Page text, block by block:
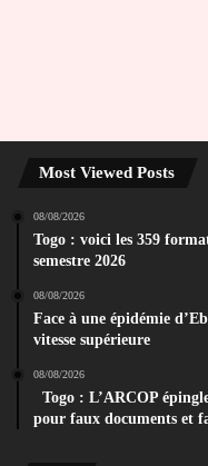
Most Viewed Posts
08/08/2026
Togo : voici les 359
semestre 2026
08/08/2026
Face à une épidémie
vitesse supérieure
08/08/2026
Togo : L’ARCOP
pour faux documents et